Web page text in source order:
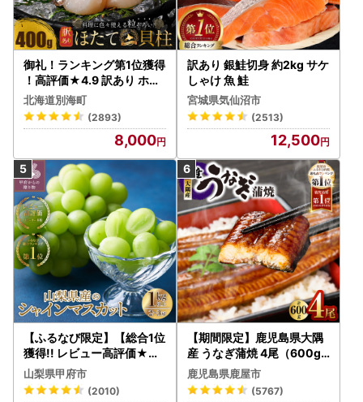
御礼！ランキング第1位獲得
！高評価★4.9 訳あり ホタ
テ 400g（ほたて 帆立 貝柱
冷凍 ）
北海道別海町
(2893)
8,000
訳あり 銀鮭切身 約2kg サケ
しゃけ 魚 鮭
宮城県気仙沼市
(2513)
12,500
【ふるなび限定】【総合1位
獲得!! レビュー高評価★】
〈2026年度配送分〉山梨
県産 シャインマスカット 2
山梨県甲府市
(2010)
【期間限定】鹿児島県大隅
産 うなぎ蒲焼 4尾（600g
） KN007-004-04-cp18
うなぎ 鰻 魚 惣菜 総菜
鹿児島県鹿屋市
(5767)